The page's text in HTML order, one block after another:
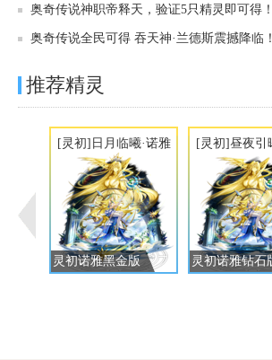
奥奇传说神职帝释天，验证5只精灵即可得！
奥奇传说全民可得 吞天神·兰德斯震撼降临！
推荐精灵
[灵初]日月临曦·诺雅
灵初诺雅黑金版
[灵初]昼夜引
灵初诺雅钻石